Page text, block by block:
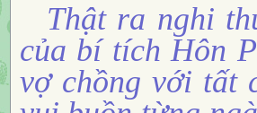
Thật ra nghi
của bí tích Hôn
vợ chồng với tất